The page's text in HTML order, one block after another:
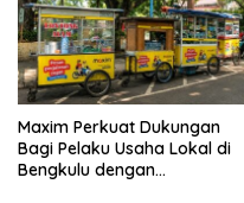
Maxim Perkuat Dukungan
Bagi Pelaku Usaha Lokal di
Bengkulu dengan